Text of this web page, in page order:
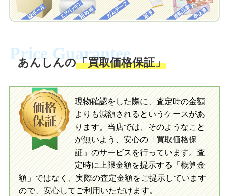
梱包キットに同封する発送ガイドの手順
送。当店へ無料で発送いただけます。
入金完了
当店に査定したおもちゃがご到着後、ご
指定の口座に即日入金可能です。
買取の流れ 写真の撮影方法
自宅でおもちゃを発送・梱包
ださい。お電話にて集荷依頼を行い発
送。当店へ無料で発送いただけます。
当店に査定したおもちゃがご到着後、ご
指定の口座に即日入金可能です。
初めての方へ LINE査定の流れ 写真の撮影方法
Price Guarantee
あんしんの「買取価格保証」
現物確認をした際に、査定時の金額
よりも減額されるというケースがあ
ります。当店では、そのようなこと
が無いよう、安心の「買取価格保
証」のサービスを行っています。査
定時に上限金額を提示する「概算金
額」ではなく、実際の査定金額をご提示しています
ので、安心してご利用いただけます。